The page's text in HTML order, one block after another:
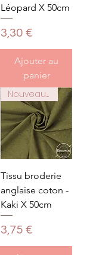
Léopard X 50cm
Prix
3,30 €
Ajouter au
panier
Nouveauté
Tissu broderie
anglaise coton -
Kaki X 50cm
Prix
3,75 €